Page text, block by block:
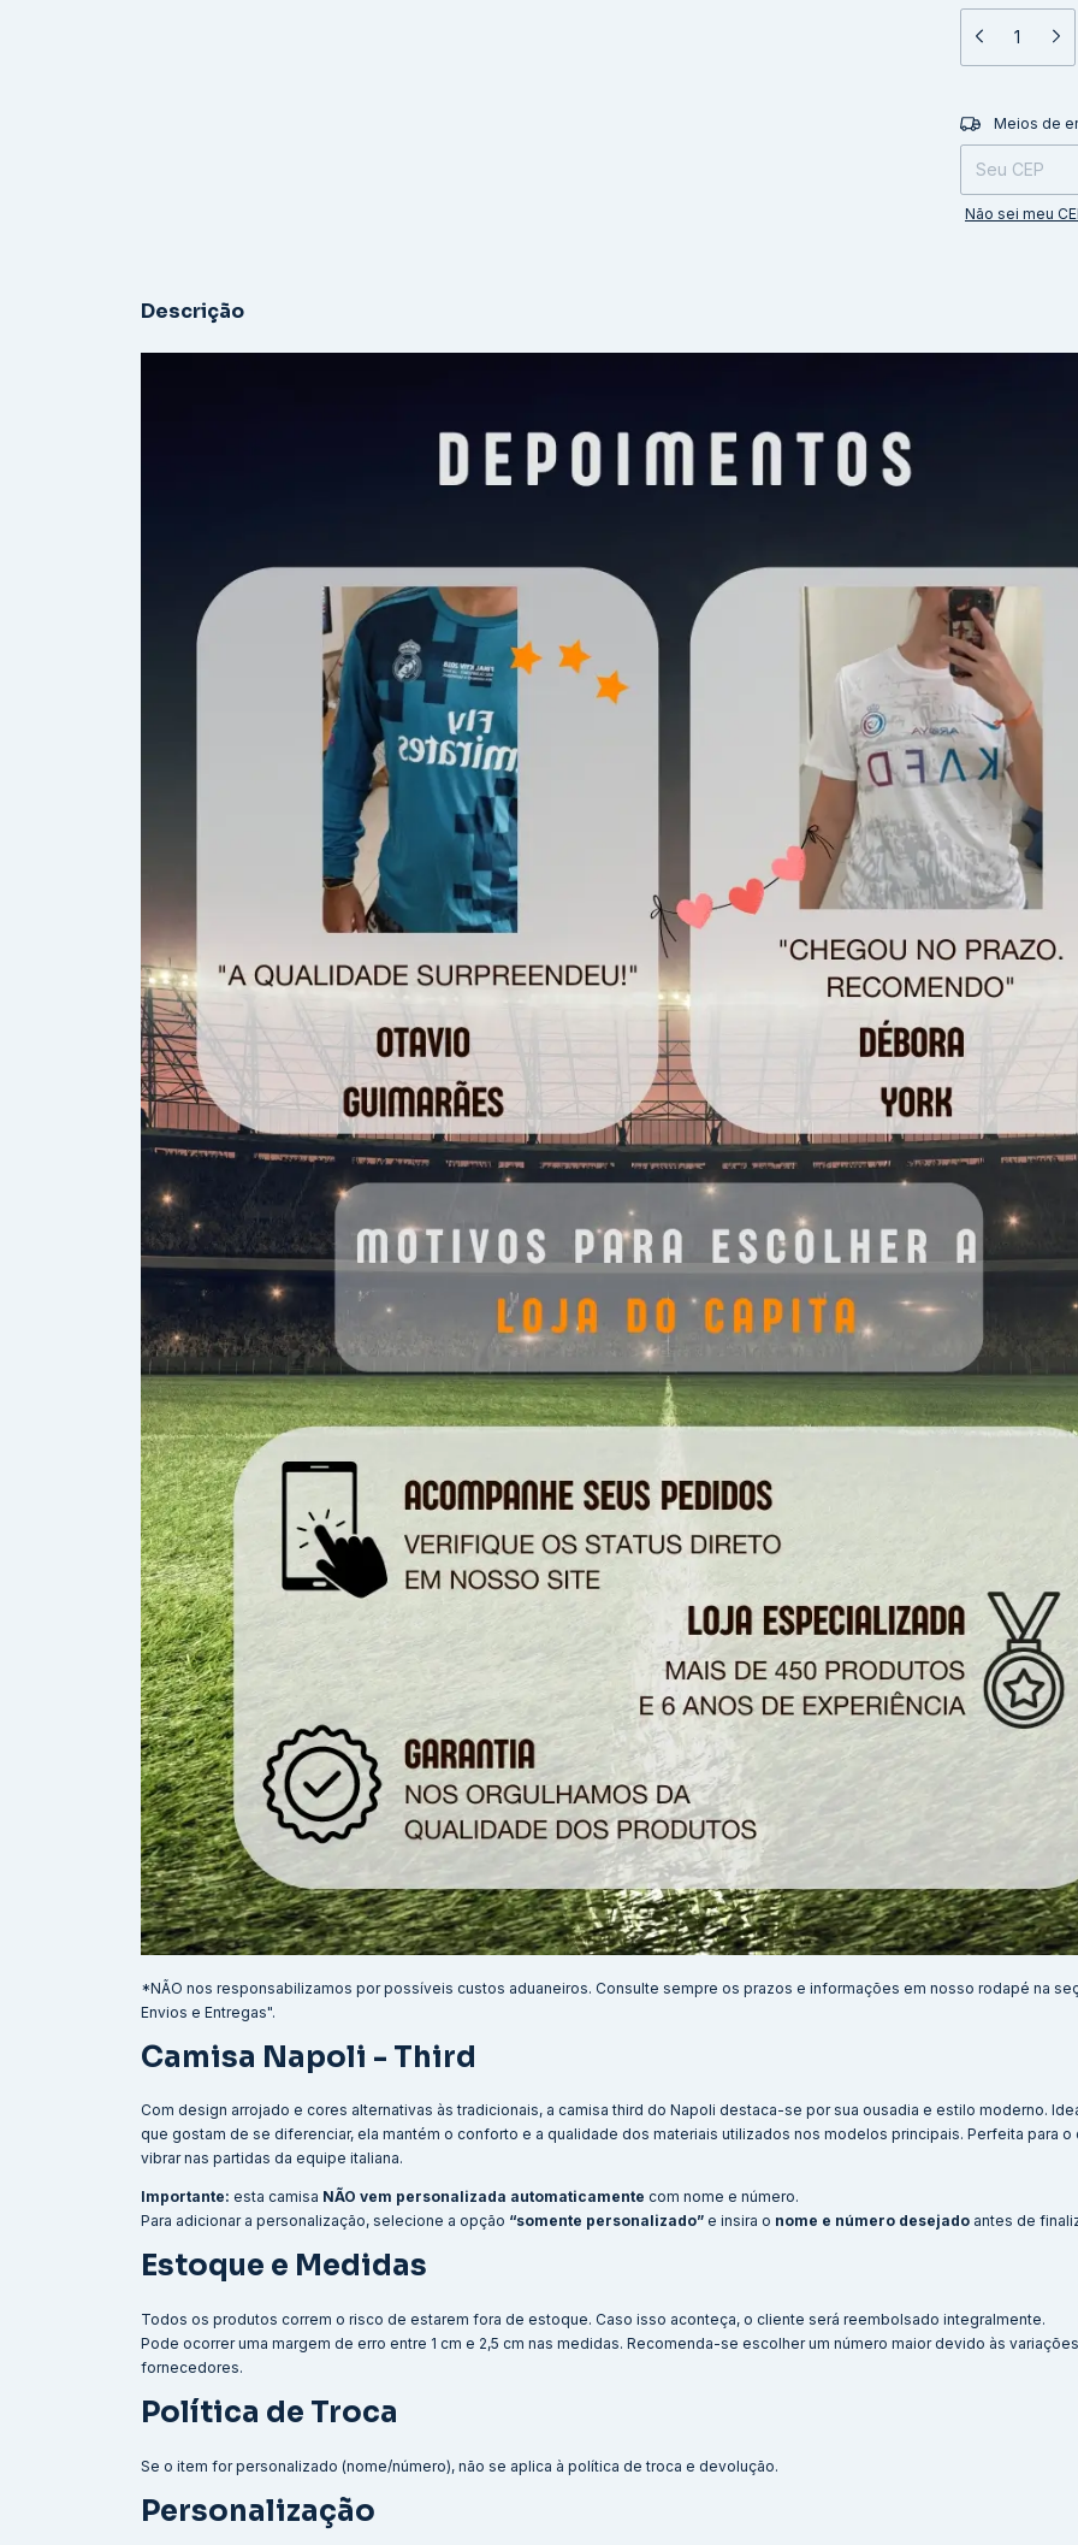
Entregas para o
Meios de
Não sei meu
Descrição
*NÃO nos responsabilizamos por possíveis custos aduaneiros. Consulte sempre os prazos e informações em nosso rodapé na
Envios e Entregas".
Camisa Napoli - Third
Com design arrojado e cores alternativas às tradicionais, a camisa third do Napoli destaca-se por sua ousadia e estilo moderno.
que gostam de se diferenciar, ela mantém o conforto e a qualidade dos materiais utilizados nos modelos principais. Perfeita para o
vibrar nas partidas da equipe italiana.
Importante: esta camisa NÃO vem personalizada automaticamente com nome e número.
Para adicionar a personalização, selecione a opção “somente personalizado” e insira o nome e número desejado antes de
Estoque e Medidas
Todos os produtos correm o risco de estarem fora de estoque. Caso isso aconteça, o cliente será reembolsado integralmente.
Pode ocorrer uma margem de erro entre 1 cm e 2,5 cm nas medidas. Recomenda-se escolher um número maior devido às
fornecedores.
Política de Troca
Se o item for personalizado (nome/número), não se aplica à política de troca e devolução.
Personalização